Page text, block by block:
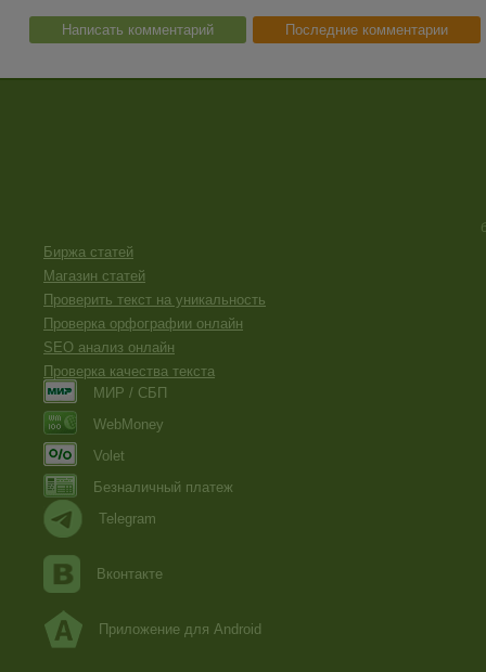
Написать комментарий Последние комментарии
Биржа статей
Магазин статей
Проверить текст на уникальность
Проверка орфографии онлайн
SEO анализ онлайн
Проверка качества текста
МИР / СБП
WebMoney
Volet
Безналичный платеж
Telegram
Вконтакте
Приложение для Android